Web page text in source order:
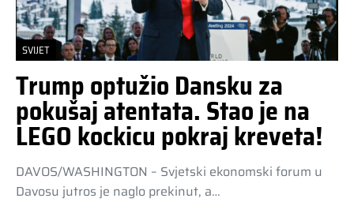
SVIJET
Trump optužio Dansku za
pokušaj atentata. Stao je na
LEGO kockicu pokraj kreveta!
DAVOS/WASHINGTON – Svjetski ekonomski forum u
Davosu jutros je naglo prekinut, a…